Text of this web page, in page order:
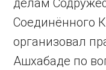
делам
Соединённого
организовал
Ашхабаде по